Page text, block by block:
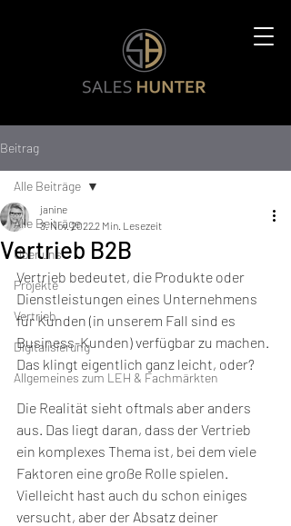
Beitrag
Alle Beiträge
Über uns
Projekte
Vertrieb
Digitalisierung
Allgemeines zum LEH & Fachmärkten
Alle Beiträge
Vertrieb B2B
janine
3. Nov. 20222 Min. Lesezeit
Vertrieb bedeutet, die Produkte oder
Dienstleistungen eines Unternehmens
für Kunden (in unserem Fall sind es
Business-Kunden) verfügbar zu machen.
Das klingt eigentlich ganz leicht, oder?
Die Realität sieht oftmals aber anders
aus. Das liegt daran, dass der Vertrieb
ein komplexes Thema ist, bei dem viele
Faktoren eine große Rolle spielen.
Vielleicht hast auch du schon einiges
versucht, aber der Absatz deiner